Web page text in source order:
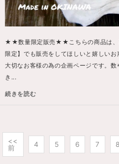
★★数量限定販売★★こちらの商品は、
限定】でも販売をしてほしいと嬉しい
大切なお客様の為の企画ページです。
き...
続きを読む
<<
前
4 5 6 7 8